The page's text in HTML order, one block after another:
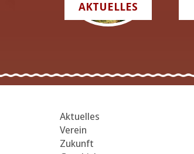
AKTUELLES
Aktuelles
Verein
Zukunft